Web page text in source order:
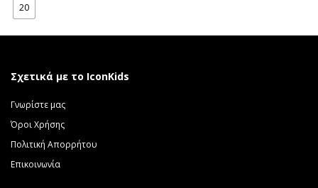
20
Σχετικά με το IconKids
Γνωρίστε μας
Όροι Χρήσης
Πολιτική Απορρήτου
Επικοινωνία